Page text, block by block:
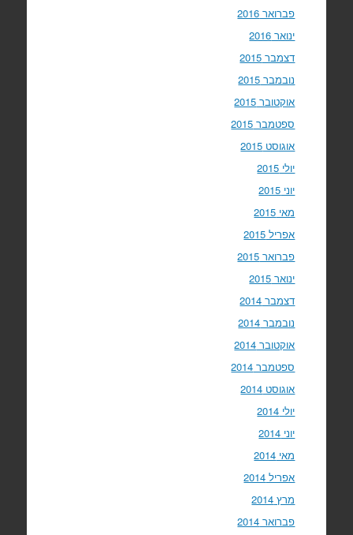
פברואר 2016
ינואר 2016
דצמבר 2015
נובמבר 2015
אוקטובר 2015
ספטמבר 2015
אוגוסט 2015
יולי 2015
יוני 2015
מאי 2015
אפריל 2015
פברואר 2015
ינואר 2015
דצמבר 2014
נובמבר 2014
אוקטובר 2014
ספטמבר 2014
אוגוסט 2014
יולי 2014
יוני 2014
מאי 2014
אפריל 2014
מרץ 2014
פברואר 2014